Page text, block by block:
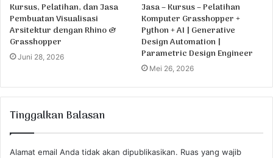
Kursus, Pelatihan, dan Jasa
Pembuatan Visualisasi
Arsitektur dengan Rhino &
Grasshopper
Juni 28, 2026
Jasa – Kursus – Pelatihan
Komputer Grasshopper +
Python + AI | Generative
Design Automation |
Parametric Design Engineer
Mei 26, 2026
Tinggalkan Balasan
Alamat email Anda tidak akan dipublikasikan. Ruas yang wajib